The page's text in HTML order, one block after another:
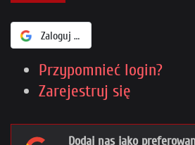
Zaloguj się za pomocą Google
Przypomnieć login?
Zarejestruj się
Dodaj nas jako